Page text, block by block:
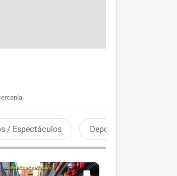
/ Espectáculos Deportes recreativos